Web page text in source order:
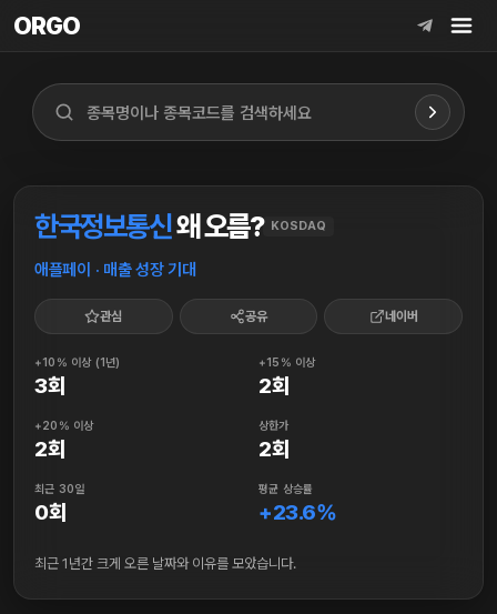
ORGO
ORGO
한국정보통신왜 오름? KOSDAQ
애플페이 · 매출 성장 기대
관심 공유 네이버
+10% 이상 (1년)
3회
+15% 이상
2회
+20% 이상
2회
상한가
2회
최근 30일
0회
평균 상승률
+23.6%
최근 1년간 크게 오른 날짜와 이유를 모았습니다.